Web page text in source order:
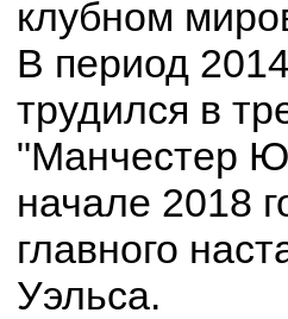
клубном
В период
трудился в
"Манчестер
начале 2018
главного
Уэльса.